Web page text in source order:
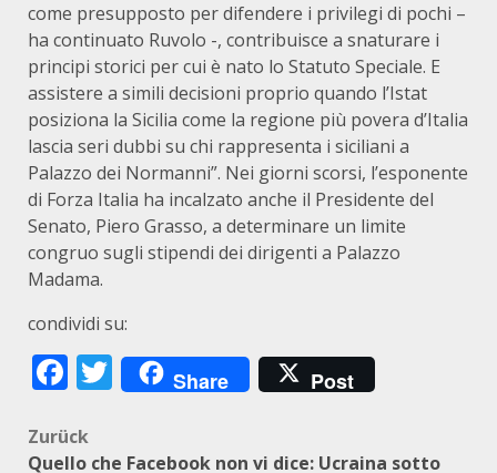
come presupposto per difendere i privilegi di pochi –
ha continuato Ruvolo -, contribuisce a snaturare i
principi storici per cui è nato lo Statuto Speciale. E
assistere a simili decisioni proprio quando l’Istat
posiziona la Sicilia come la regione più povera d’Italia
lascia seri dubbi su chi rappresenta i siciliani a
Palazzo dei Normanni”. Nei giorni scorsi, l’esponente
di Forza Italia ha incalzato anche il Presidente del
Senato, Piero Grasso, a determinare un limite
congruo sugli stipendi dei dirigenti a Palazzo
Madama.
condividi su:
Facebook
Twitter
Share Post
Beitragsnavigation
Zurück
Quello che Facebook non vi dice: Ucraina sotto